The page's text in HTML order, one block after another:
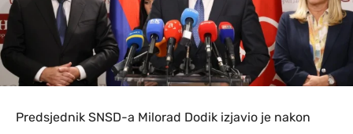
Predsjednik SNSD-a Milorad Dodik izjavio je nakon